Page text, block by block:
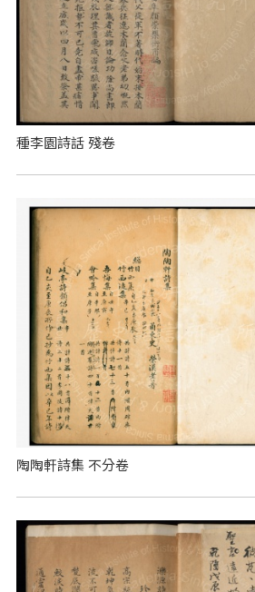
種李園詩話 殘卷
陶陶軒詩集 不分卷